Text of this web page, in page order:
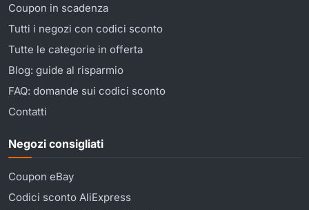
Coupon in scadenza
Tutti i negozi con codici sconto
Tutte le categorie in offerta
Blog: guide al risparmio
FAQ: domande sui codici sconto
Contatti
Negozi consigliati
Coupon eBay
Codici sconto AliExpress